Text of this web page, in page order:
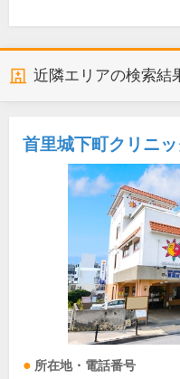
近隣エリアの検索結
首里城下町クリニ
所在地・電話番号